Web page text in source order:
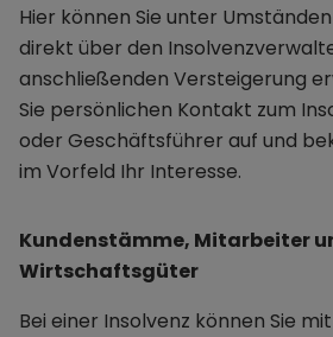
Hier können Sie unter
direkt über den
anschließenden Versteigerung
Sie persönlichen Kontakt zum
oder Geschäftsführer auf und
im Vorfeld Ihr Interesse.
Kundenstämme, Mitarbeiter
Wirtschaftsgüter
Bei einer Insolvenz können Sie